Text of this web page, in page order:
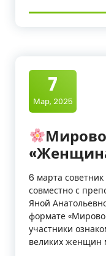
7
Мар, 2025
6 марта
совместно с
Яной
формате
участники
великих женщин